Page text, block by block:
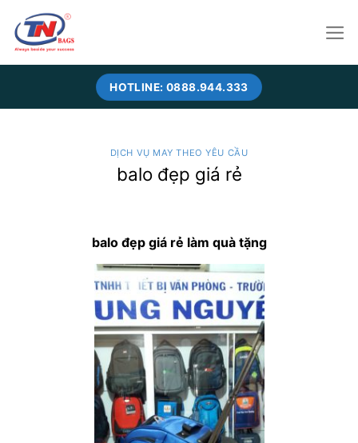
content
HOTLINE: 0888.944.333
DỊCH VỤ MAY THEO YÊU CẦU
balo đẹp giá rẻ
balo đẹp giá rẻ làm quà tặng